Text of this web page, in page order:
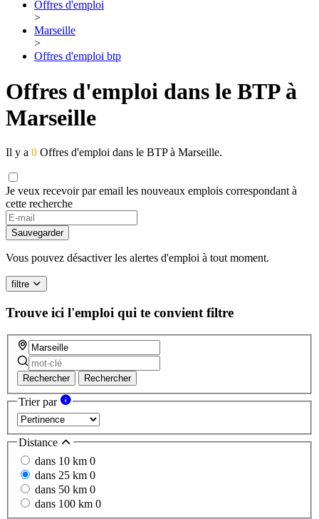
Offres d'emploi
>
Marseille
>
Offres d'emploi btp
Offres d'emploi dans le BTP à
Marseille
Il y a 0 Offres d'emploi dans le BTP à Marseille.
Je veux recevoir par email les nouveaux emplois correspondant à
cette recherche
If
you
are
a
human,
ignore
this
field
Sauvegarder
Vous pouvez désactiver les alertes d'emploi à tout moment.
filtre
Trouve ici l'emploi qui te convient filtre
Rechercher Rechercher
Trier par
Distance
dans 10 km 0
dans 25 km 0
dans 50 km 0
dans 100 km 0